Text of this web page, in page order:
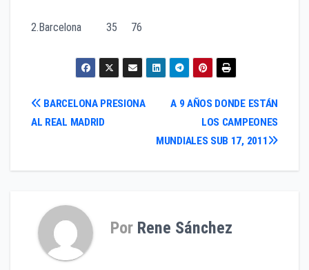
2.Barcelona 35 76
Navegación
entradas
A 9 AÑOS DONDE ESTÁN
LOS CAMPEONES
MUNDIALES SUB 17, 2011
BARCELONA PRESIONA
AL REAL MADRID
Por Rene Sánchez